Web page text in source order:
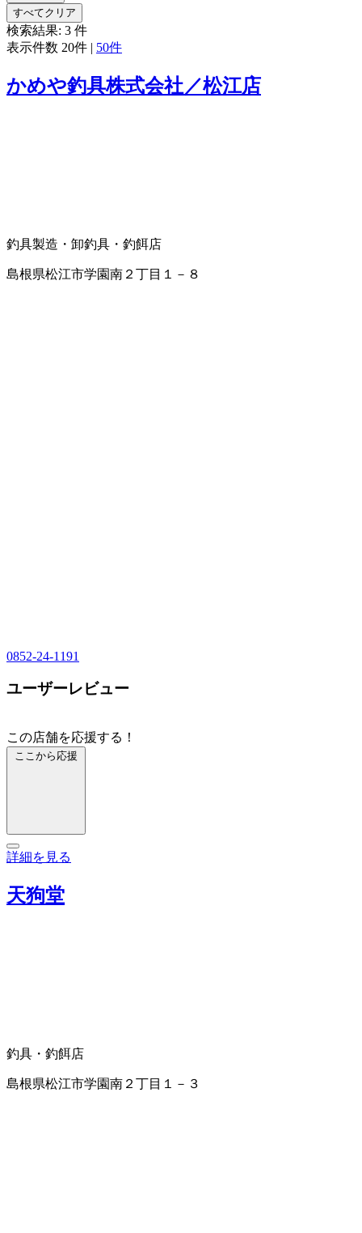
すべてクリア
検索結果: 3 件
表示件数 20件 | 50件
かめや釣具株式会社／松江店
釣具製造・卸釣具・釣餌店
島根県松江市学園南２丁目１－８
0852-24-1191
ユーザーレビュー
この店舗を応援する！
ここから応援
詳細を見る
天狗堂
釣具・釣餌店
島根県松江市学園南２丁目１－３